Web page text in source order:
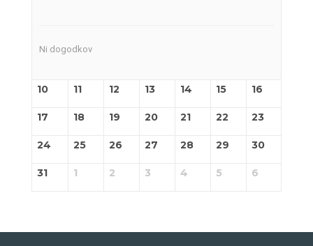
Ni dogodkov
10 11 12 13 14 15 16
17 18 19 20 21 22 23
24 25 26 27 28 29 30
31 1 2 3 4 5 6